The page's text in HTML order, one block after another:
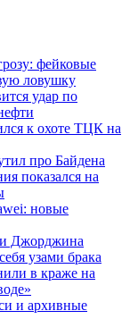
фейковые
ловушку
удар по
к охоте ТЦК на
про Байдена
показался на
новые
и Джорджина
узами брака
в краже на
и архивные